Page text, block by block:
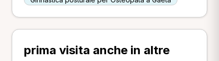
prima visita anche in altre